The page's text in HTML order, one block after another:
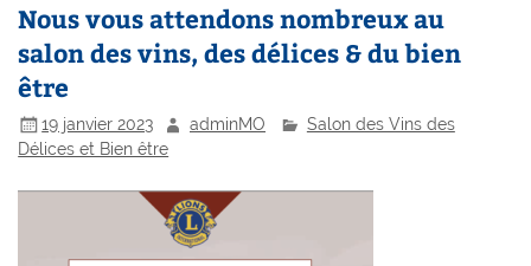
Nous vous attendons nombreux au
salon des vins, des délices & du bien
être
19 janvier 2023 adminMO
Salon des Vins des
Délices et Bien être